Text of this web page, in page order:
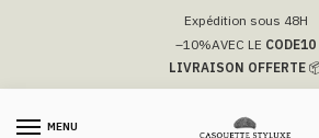
navigation
Expédition sous 48H
–10%AVEC LE CODE10
LIVRAISON OFFERTE
MENU